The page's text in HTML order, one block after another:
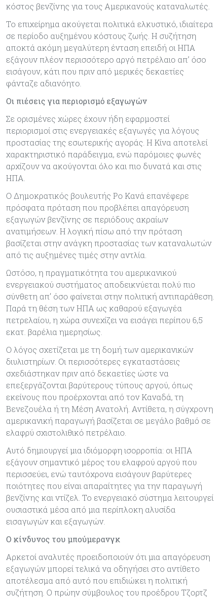
κόστος βενζίνης για τους Αμερικανούς καταναλωτές.
Το επιχείρημα ακούγεται πολιτικά ελκυστικό, ιδιαίτερα
σε περίοδο αυξημένου κόστους ζωής. Η συζήτηση
αποκτά ακόμη μεγαλύτερη ένταση επειδή οι ΗΠΑ
εξάγουν πλέον περισσότερο αργό πετρέλαιο απ’ όσο
εισάγουν, κάτι που πριν από μερικές δεκαετίες
φάνταζε αδιανόητο.
Οι πιέσεις για περιορισμό εξαγωγών
Σε ορισμένες χώρες έχουν ήδη εφαρμοστεί
περιορισμοί στις ενεργειακές εξαγωγές για λόγους
προστασίας της εσωτερικής αγοράς. Η Κίνα αποτελεί
χαρακτηριστικό παράδειγμα, ενώ παρόμοιες φωνές
αρχίζουν να ακούγονται όλο και πιο δυνατά και στις
ΗΠΑ.
Ο Δημοκρατικός βουλευτής Ρο Κανά επανέφερε
πρόσφατα πρόταση που προβλέπει απαγόρευση
εξαγωγών βενζίνης σε περιόδους ακραίων
ανατιμήσεων. Η λογική πίσω από την πρόταση
βασίζεται στην ανάγκη προστασίας των καταναλωτών
από τις αυξημένες τιμές στην αντλία.
Ωστόσο, η πραγματικότητα του αμερικανικού
ενεργειακού συστήματος αποδεικνύεται πολύ πιο
σύνθετη απ’ όσο φαίνεται στην πολιτική αντιπαράθεση.
Παρά τη θέση των ΗΠΑ ως καθαρού εξαγωγέα
πετρελαίου, η χώρα συνεχίζει να εισάγει περίπου 6,5
εκατ. βαρέλια ημερησίως.
Ο λόγος σχετίζεται με τη δομή των αμερικανικών
διυλιστηρίων. Οι περισσότερες εγκαταστάσεις
σχεδιάστηκαν πριν από δεκαετίες ώστε να
επεξεργάζονται βαρύτερους τύπους αργού, όπως
εκείνους που προέρχονται από τον Καναδά, τη
Βενεζουέλα ή τη Μέση Ανατολή. Αντίθετα, η σύγχρονη
αμερικανική παραγωγή βασίζεται σε μεγάλο βαθμό σε
ελαφρύ σχιστολιθικό πετρέλαιο.
Αυτό δημιουργεί μια ιδιόμορφη ισορροπία: οι ΗΠΑ
εξάγουν σημαντικό μέρος του ελαφρού αργού που
περισσεύει, ενώ ταυτόχρονα εισάγουν βαρύτερες
ποιότητες που είναι απαραίτητες για την παραγωγή
βενζίνης και ντίζελ. Το ενεργειακό σύστημα λειτουργεί
ουσιαστικά μέσα από μια περίπλοκη αλυσίδα
εισαγωγών και εξαγωγών.
Ο κίνδυνος του μπούμερανγκ
Αρκετοί αναλυτές προειδοποιούν ότι μια απαγόρευση
εξαγωγών μπορεί τελικά να οδηγήσει στο αντίθετο
αποτέλεσμα από αυτό που επιδιώκει η πολιτική
συζήτηση. Ο πρώην σύμβουλος του προέδρου Τζορτζ